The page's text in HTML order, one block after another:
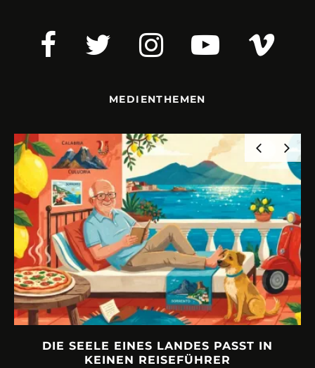
MEDIENTHEMEN
DIE SEELE EINES LANDES PASST IN
KEINEN REISEFÜHRER